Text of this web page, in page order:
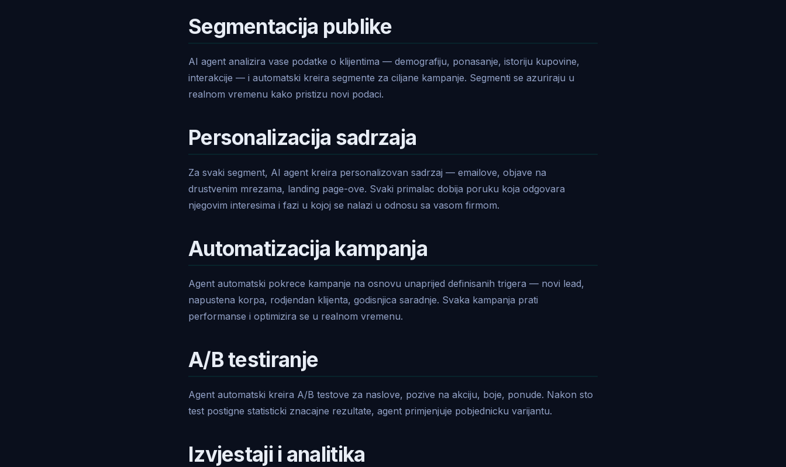
Segmentacija publike
AI agent analizira vase podatke o klijentima — demografiju, ponasanje, istoriju kupovine,
interakcije — i automatski kreira segmente za ciljane kampanje. Segmenti se azuriraju u
realnom vremenu kako pristizu novi podaci.
Personalizacija sadrzaja
Za svaki segment, AI agent kreira personalizovan sadrzaj — emailove, objave na
drustvenim mrezama, landing page-ove. Svaki primalac dobija poruku koja odgovara
njegovim interesima i fazi u kojoj se nalazi u odnosu sa vasom firmom.
Automatizacija kampanja
Agent automatski pokrece kampanje na osnovu unaprijed definisanih trigera — novi lead,
napustena korpa, rodjendan klijenta, godisnjica saradnje. Svaka kampanja prati
performanse i optimizira se u realnom vremenu.
A/B testiranje
Agent automatski kreira A/B testove za naslove, pozive na akciju, boje, ponude. Nakon sto
test postigne statisticki znacajne rezultate, agent primjenjuje pobjednicku varijantu.
Izvjestaji i analitika